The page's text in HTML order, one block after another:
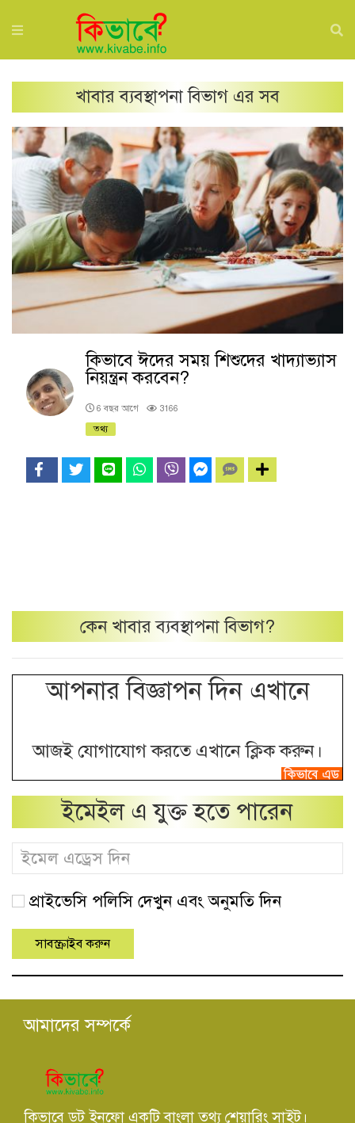
খাবার ব্যবস্থাপনাবিভাগ এর সব
কিভাবে ঈদের সময় শিশুদের খাদ্যাভ্যাস
নিয়ন্ত্রন করবেন?
6 বছর আগে
3166
তথ্য
কেন খাবার ব্যবস্থাপনাবিভাগ?
আপনার বিজ্ঞাপন দিন এখানে
আজই যোগাযোগ করতে এখানে ক্লিক করুন।
ইমেইল এ যুক্ত হতে পারেন
প্রাইভেসি পলিসি দেখুন এবং অনুমতি দিন
আমাদের সম্পর্কে
কিভাবে ডট ইনফো একটি বাংলা তথ্য শেয়ারিং সাইট।